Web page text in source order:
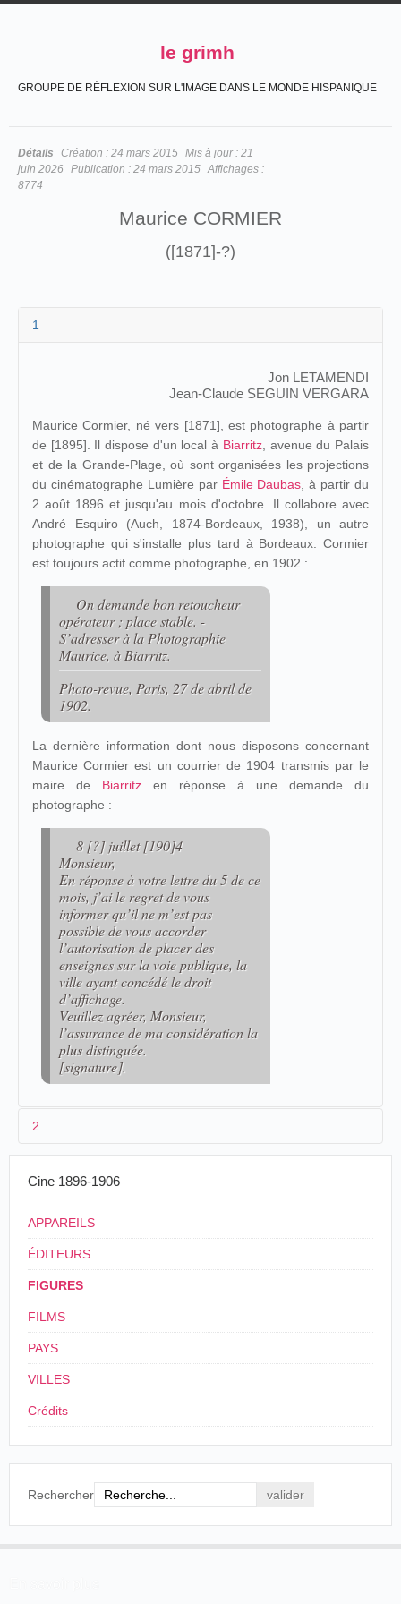
le grimh
GROUPE DE RÉFLEXION SUR L'IMAGE DANS LE MONDE HISPANIQUE
Détails Création : 24 mars 2015 Mis à jour : 21
juin 2026 Publication : 24 mars 2015 Affichages :
8774
Maurice CORMIER
([1871]-?)
1
Jon LETAMENDI
Jean-Claude SEGUIN VERGARA
Maurice Cormier, né vers [1871], est photographe à partir
de [1895]. Il dispose d'un local à Biarritz, avenue du Palais
et de la Grande-Plage, où sont organisées les projections
du cinématographe Lumière par Émile Daubas , à partir du
2 août 1896 et jusqu'au mois d'octobre. Il collabore avec
André Esquiro (Auch, 1874-Bordeaux, 1938), un autre
photographe qui s'installe plus tard à Bordeaux. Cormier
est toujours actif comme photographe, en 1902 :
On demande bon retoucheur
opérateur ; place stable. -
S’adresser à la Photographie
Maurice, à Biarritz.
Photo-revue, Paris, 27 de abril de
1902.
La dernière information dont nous disposons concernant
Maurice Cormier est un courrier de 1904 transmis par le
maire de Biarritz en réponse à une demande du
photographe :
8 [?] juillet [190]4
Monsieur,
En réponse à votre lettre du 5 de ce
mois, j’ai le regret de vous
informer qu’il ne m’est pas
possible de vous accorder
l’autorisation de placer des
enseignes sur la voie publique, la
ville ayant concédé le droit
d’affichage.
Veuillez agréer, Monsieur,
l’assurance de ma considération la
plus distinguée.
[signature].
2
Cine 1896-1906
APPAREILS
ÉDITEURS
FIGURES
FILMS
PAYS
VILLES
Crédits
Rechercher